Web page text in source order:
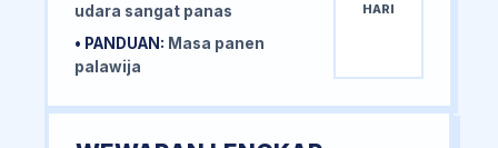
udara sangat panas
• PANDUAN: Masa panen
palawija
HARI